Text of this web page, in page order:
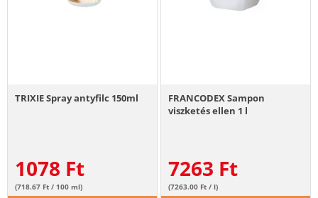
TRIXIE Spray antyfilc 150ml
1078 Ft
(718.67 Ft / 100 ml)
FRANCODEX Sampon
viszketés ellen 1 l
7263 Ft
(7263.00 Ft / l)